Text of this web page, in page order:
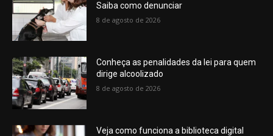
Saiba como denunciar
8 de agosto de 2026
Conheça as penalidades da lei para quem
dirige alcoolizado
8 de agosto de 2026
Veja como funciona a biblioteca digital